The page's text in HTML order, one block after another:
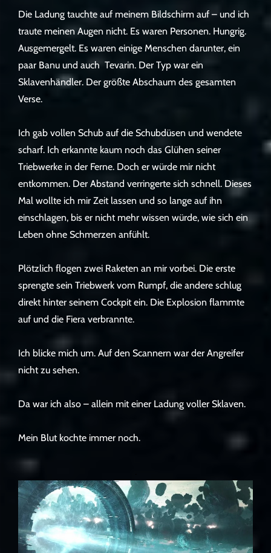
Die Ladung tauchte auf meinem Bildschirm auf – und ich
traute meinen Augen nicht. Es waren Personen. Hungrig.
Ausgemergelt. Es waren einige Menschen darunter, ein
paar Banu und auch Tevarin. Der Typ war ein
Sklavenhändler. Der größte Abschaum des gesamten
Verse.
Ich gab vollen Schub auf die Schubdüsen und wendete
scharf. Ich erkannte kaum noch das Glühen seiner
Triebwerke in der Ferne. Doch er würde mir nicht
entkommen. Der Abstand verringerte sich schnell. Dieses
Mal wollte ich mir Zeit lassen und so lange auf ihn
einschlagen, bis er nicht mehr wissen würde, wie sich ein
Leben ohne Schmerzen anfühlt.
Plötzlich flogen zwei Raketen an mir vorbei. Die erste
sprengte sein Triebwerk vom Rumpf, die andere schlug
direkt hinter seinem Cockpit ein. Die Explosion flammte
auf und die Fiera verbrannte.
Ich blicke mich um. Auf den Scannern war der Angreifer
nicht zu sehen.
Da war ich also – allein mit einer Ladung voller Sklaven.
Mein Blut kochte immer noch.